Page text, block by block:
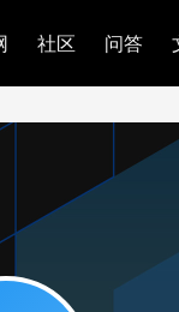
社区 问答